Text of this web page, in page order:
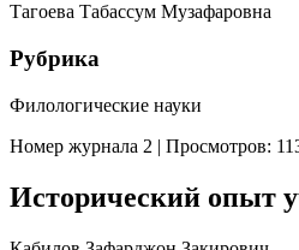
Тагоева Табассум Музафаровна
Рубрика
Филологические науки
Номер журнала 2 | Просмотров:
Исторический опыт